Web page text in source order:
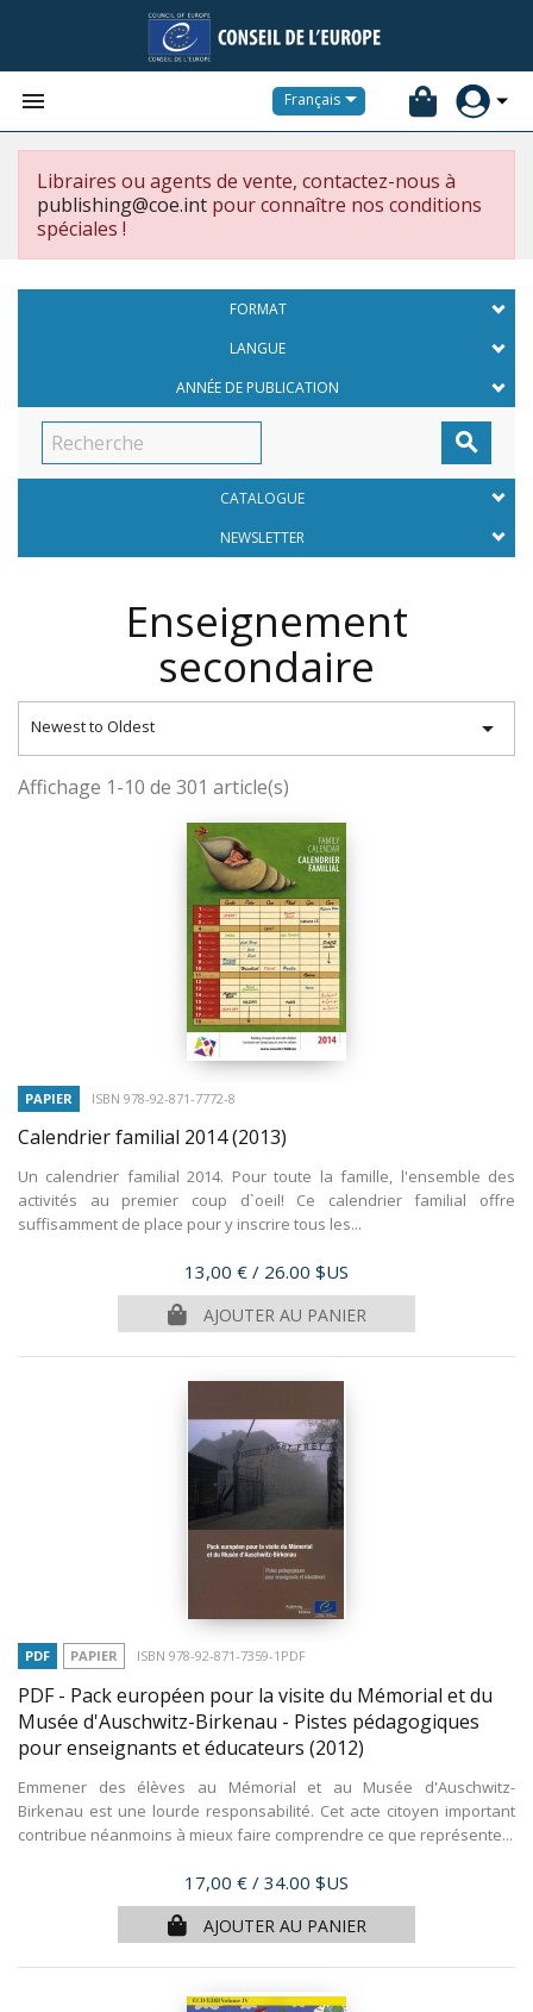
 Français
Libraires ou agents de vente, contactez-nous à
publishing@coe.int pour connaître nos conditions
spéciales !
FORMAT
LANGUE
ANNÉE DE PUBLICATION

CATALOGUE
NEWSLETTER
Enseignement
secondaire
Newest to Oldest 
Affichage 1-10 de 301 article(s)
PAPIER ISBN 978-92-871-7772-8
Calendrier familial 2014(2013)
Un calendrier familial 2014. Pour toute la famille, l'ensemble des
activités au premier coup d`oeil! Ce calendrier familial offre
suffisamment de place pour y inscrire tous les...
Prix
13,00 € / 26.00 $US
AJOUTER AU PANIER
PDF PAPIER ISBN 978-92-871-7359-1PDF
PDF - Pack européen pour la visite du Mémorial et du
Musée d'Auschwitz-Birkenau - Pistes pédagogiques
pour enseignants et éducateurs (2012)
Emmener des élèves au Mémorial et au Musée d'Auschwitz-
Birkenau est une lourde responsabilité. Cet acte citoyen important
contribue néanmoins à mieux faire comprendre ce que représente...
Prix
17,00 € / 34.00 $US
AJOUTER AU PANIER